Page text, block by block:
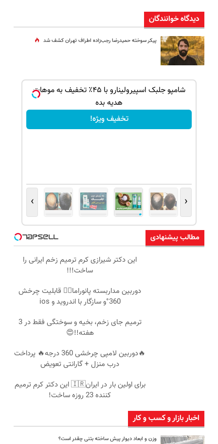
دیدگاه خوانندگان
پیکر سوخته حمیدرضا رجب‌زاده اطراف تهران کشف شد
شامپو جلبک اسپیرولینارو با ۴۵٪ تخفیف به موهات
هدیه بده
تخفیف ویژه!
‹
›
مطالب پیشنهادی
این دکتر شیرازی کرم ترمیم زخم ایرانی را
ساخت!!!
دوربین مداربسته پانوراما👈🏻 قابلیت چرخش
360°و سازگار با اندروید و ios
ترمیم جای زخم، بخیه و سوختگی فقط در 3
هفته!!😍
🔥دوربین لامپی چرخشی 360 درجه🔥 پرداخت
درب منزل + گارانتی تعویض
برای اولین بار در ایران🇮🇷 این دکتر کرم ترمیم
کننده 23 روزه ساخت!
اخبار بازار و کسب و کار
وزن و ابعاد دیوار پیش ساخته بتنی چقدر است؟